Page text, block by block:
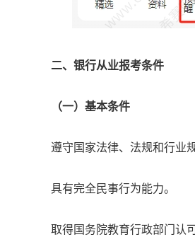
二、银行从业报考条件
（一）基本条件
遵守国家法律、法规和行业规
具有完全民事行为能力。
取得国务院教育行政部门认